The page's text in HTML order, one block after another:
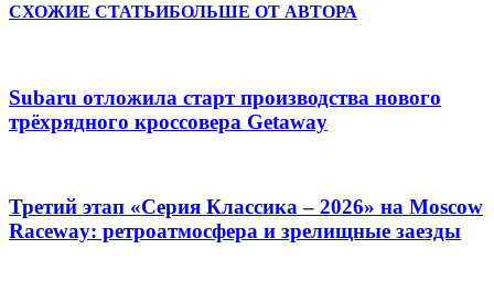
СХОЖИЕ СТАТЬИБОЛЬШЕ ОТ АВТОРА
Subaru отложила старт производства нового
трёхрядного кроссовера Getaway
Третий этап «Серия Классика – 2026» на Moscow
Raceway: ретроатмосфера и зрелищные заезды